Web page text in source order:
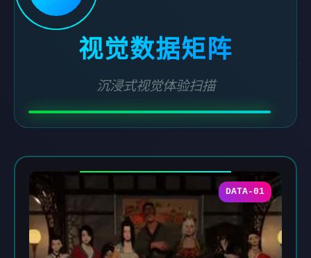
视觉数据矩阵
沉浸式视觉体验扫描
DATA-01